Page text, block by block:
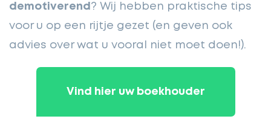
demotiverend ? Wij hebben praktische tips
voor u op een rijtje gezet (en geven ook
advies over wat u vooral niet moet doen!).
Vind hier uw boekhouder